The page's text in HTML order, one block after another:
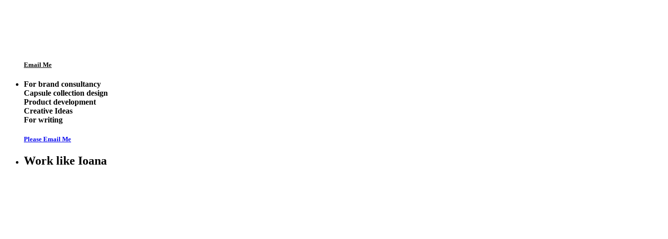
Email Me
For brand consultancy
Capsule collection design
Product development
Creative Ideas
For writing
Please Email Me
Work like Ioana